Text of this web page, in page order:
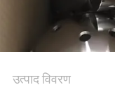
उत्पाद विवरण